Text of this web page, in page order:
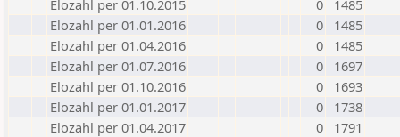
Elozahl per 01.10.2015
0
1485
Elozahl per 01.01.2016
0
1485
Elozahl per 01.04.2016
0
1485
Elozahl per 01.07.2016
0
1697
Elozahl per 01.10.2016
0
1693
Elozahl per 01.01.2017
0
1738
Elozahl per 01.04.2017
0
1791